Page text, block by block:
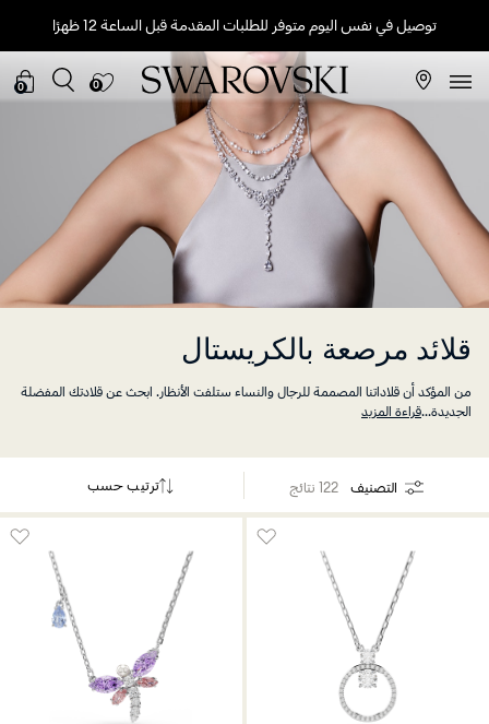
توصيل في نفس اليوم متوفر للطلبات المقدمة قبل الساعة 12 ظهرًا
0
0
قلائد مرصعة بالكريستال
من المؤكد أن قلاداتنا المصممة للرجال والنساء ستلفت الأنظار. ابحث عن قلادتك المفضلة
الجديدة...قراءة المزيد
التصنيف 122 نتائج ترتيب حسب